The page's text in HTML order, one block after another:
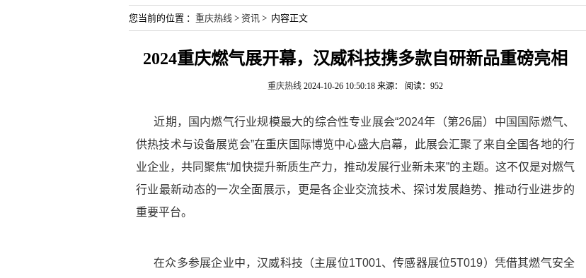
您当前的位置 ： 重庆热线 > 资讯 > 内容正文
2024重庆燃气展开幕，汉威科技携多款自研新品重磅亮相
重庆热线 2024-10-26 10:50:18 来源： 阅读：952
近期，国内燃气行业规模最大的综合性专业展会“2024年（第26届）中国国际燃气、
供热技术与设备展览会”在重庆国际博览中心盛大启幕，此展会汇聚了来自全国各地的行
业企业，共同聚焦“加快提升新质生产力，推动发展行业新未来”的主题。这不仅是对燃气
行业最新动态的一次全面展示，更是各企业交流技术、探讨发展趋势、推动行业进步的
重要平台。
在众多参展企业中，汉威科技（主展位1T001、传感器展位5T019）凭借其燃气安全